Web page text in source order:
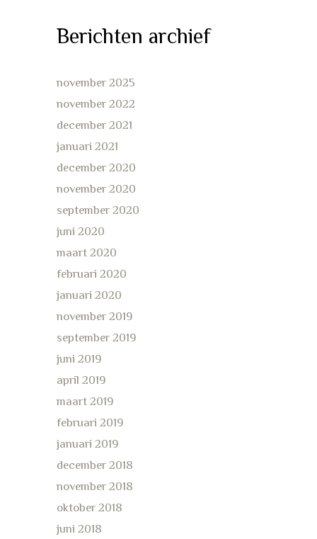
Berichten archief
november 2025
november 2022
december 2021
januari 2021
december 2020
november 2020
september 2020
juni 2020
maart 2020
februari 2020
januari 2020
november 2019
september 2019
juni 2019
april 2019
maart 2019
februari 2019
januari 2019
december 2018
november 2018
oktober 2018
juni 2018